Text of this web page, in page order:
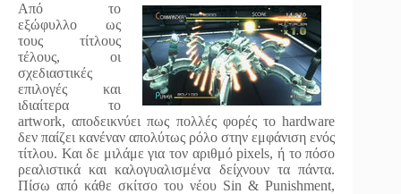
Από το
εξώφυλλο ως
τους τίτλους
τέλους, οι
σχεδιαστικές
επιλογές και
ιδιαίτερα το
artwork, αποδεικνύει πως πολλές φορές το hardware
δεν παίζει κανέναν απολύτως ρόλο στην εμφάνιση ενός
τίτλου. Και δε μιλάμε για τον αριθμό pixels, ή το πόσο
ρεαλιστικά και καλογυαλισμένα δείχνουν τα πάντα.
Πίσω από κάθε σκίτσο του νέου Sin & Punishment,